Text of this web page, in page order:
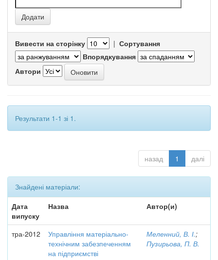
Вивести на сторінку | Сортування
Впорядкування
Автори
Результати 1-1 зі 1.
назад 1 далі
Знайдені матеріали:
Дата
випуску
Назва Автор(и)
тра-2012
Управління матеріально-
технічним забезпеченням
на підприємстві
Меленний, В. І.;
Пузирьова, П. В.